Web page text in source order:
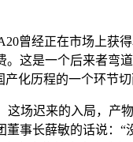
曾经正在市场上获
。这是一个后来者
化历程的一个环节切
场迟来的入局，产
事长薛敏的话说：